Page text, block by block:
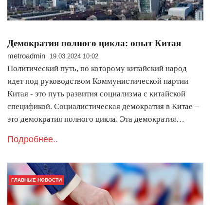
Демократия полного цикла: опыт Китая
metroadmin 19.03.2024 10:02
Политический путь, по которому китайский народ
идет под руководством Коммунистической партии
Китая - это путь развития социализма с китайской
спецификой. Социалистическая демократия в Китае –
это демократия полного цикла. Эта демократия…
Подробнее..
ГЛАВНЫЕ НОВОСТИ